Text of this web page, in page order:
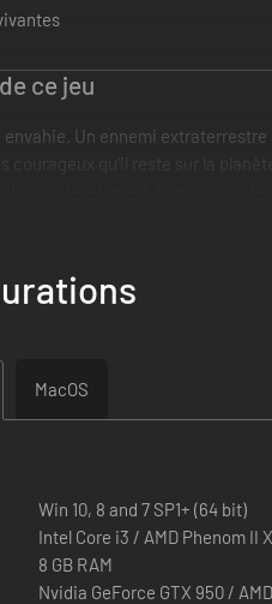
ce jeu
envahie. Un ennemi
courageux qu'il reste sur la
et développez de nouvelles
pas : vous n'êtes pas la seule
factions ramifiées, ont leurs
pour leur voler ce dont vous
MacOS
Win 10, 8 and 7 SP1+ (64 bit)
Intel Core i3 / AMD Phenom II
8 GB RAM
Nvidia GeForce GTX 950 /